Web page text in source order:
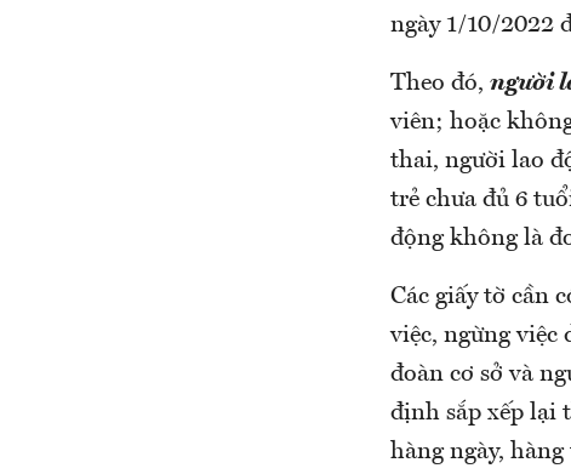
ngày 1/10/2022
Theo đó, người
viên; hoặc
thai, người lao
trẻ chưa đủ 6
động không là
Các giấy tờ cần
việc, ngừng việc
đoàn cơ sở và
định sắp xếp lại
hàng ngày,